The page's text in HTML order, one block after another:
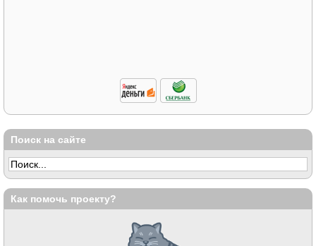
Поиск на сайте
Как помочь проекту?